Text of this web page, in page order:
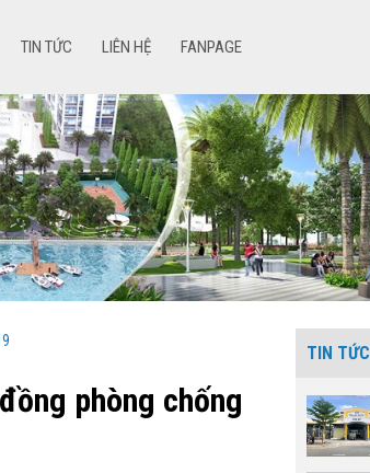
TIN TỨC LIÊN HỆ FANPAGE
phòng chống
TIN TỨC